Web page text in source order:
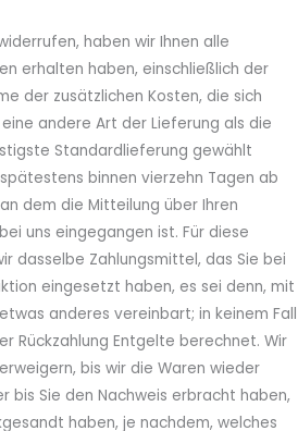
haben wir Ihnen alle
erhalten haben, einschließlich der
der zusätzlichen Kosten, die sich
andere Art der Lieferung als die
Standardlieferung gewählt
binnen vierzehn Tagen ab
dem die Mitteilung über Ihren
uns eingegangen ist. Für diese
dasselbe Zahlungsmittel, das Sie bei
eingesetzt haben, es sei denn, mit
anderes vereinbart; in keinem Fall
Rückzahlung Entgelte berechnet. Wir
bis wir die Waren wieder
bis Sie den Nachweis erbracht haben,
haben, je nachdem, welches